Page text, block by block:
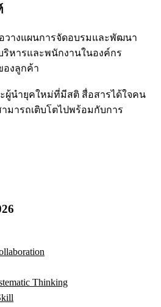
วางแผนการจัดอบรมและพัฒนา
ริหารและพนักงานในองค์กร
องลูกค้า
ผู้นำยุคใหม่ที่มีสติ สื่อสารได้ใจคน
มารถเติบโตไปพร้อมกับการ
Thinking